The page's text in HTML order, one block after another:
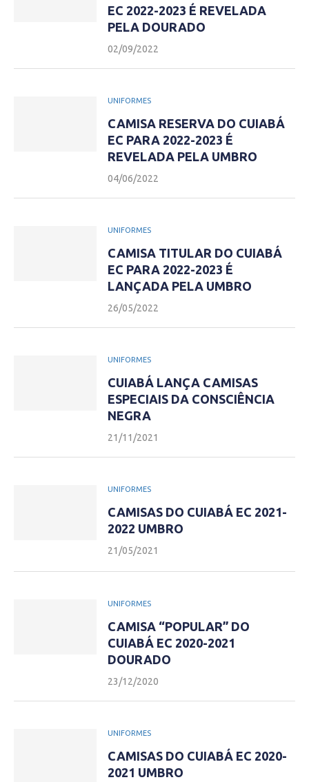
EC 2022-2023 É REVELADA
PELA DOURADO
02/09/2022
UNIFORMES
CAMISA RESERVA DO CUIABÁ
EC PARA 2022-2023 É
REVELADA PELA UMBRO
04/06/2022
UNIFORMES
CAMISA TITULAR DO CUIABÁ
EC PARA 2022-2023 É
LANÇADA PELA UMBRO
26/05/2022
UNIFORMES
CUIABÁ LANÇA CAMISAS
ESPECIAIS DA CONSCIÊNCIA
NEGRA
21/11/2021
UNIFORMES
CAMISAS DO CUIABÁ EC 2021-
2022 UMBRO
21/05/2021
UNIFORMES
CAMISA “POPULAR” DO
CUIABÁ EC 2020-2021
DOURADO
23/12/2020
UNIFORMES
CAMISAS DO CUIABÁ EC 2020-
2021 UMBRO